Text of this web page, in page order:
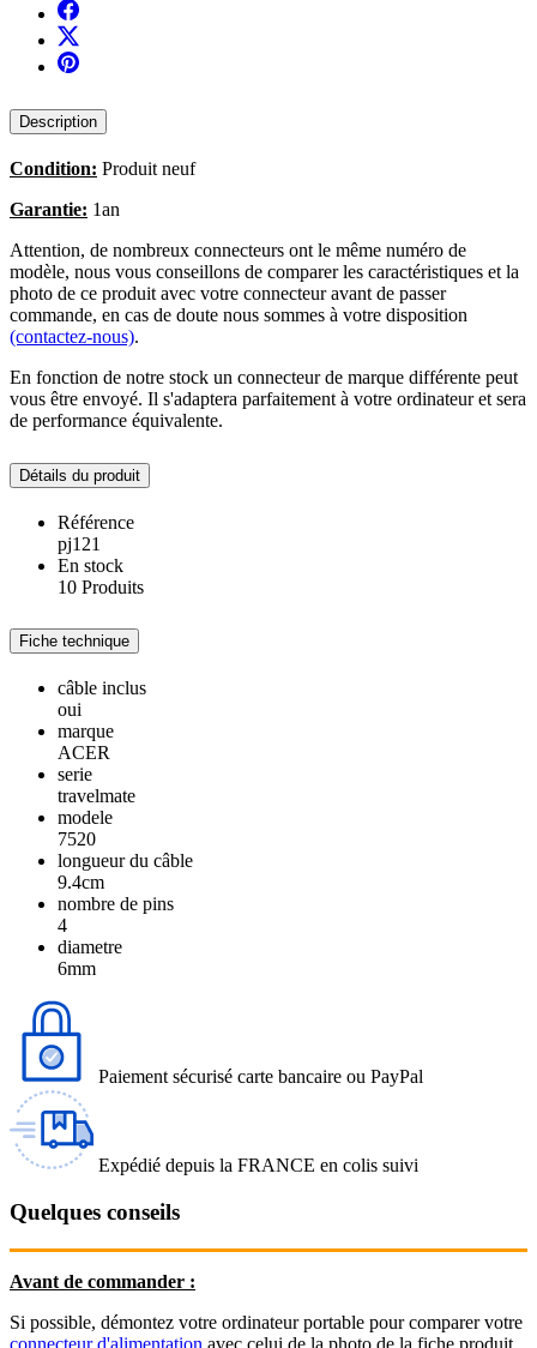
Description
Condition: Produit neuf
Garantie: 1an
Attention, de nombreux connecteurs ont le même numéro de
modèle, nous vous conseillons de comparer les caractéristiques et la
photo de ce produit avec votre connecteur avant de passer
commande, en cas de doute nous sommes à votre disposition
(contactez-nous).
En fonction de notre stock un connecteur de marque différente peut
vous être envoyé. Il s'adaptera parfaitement à votre ordinateur et sera
de performance équivalente.
Détails du produit
Référence
pj121
En stock
10 Produits
Fiche technique
câble inclus
oui
marque
ACER
serie
travelmate
modele
7520
longueur du câble
9.4cm
nombre de pins
4
diametre
6mm
Paiement sécurisé carte bancaire ou PayPal
Expédié depuis la FRANCE en colis suivi
Quelques conseils
Avant de commander :
Si possible, démontez votre ordinateur portable pour comparer votre
connecteur d'alimentation avec celui de la photo de la fiche produit.